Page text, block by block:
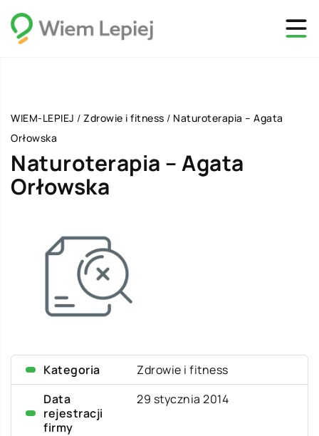
WIEM-LEPIEJ / Zdrowie i fitness / Naturoterapia – Agata
Orłowska
Naturoterapia – Agata
Orłowska
Kategoria
Zdrowie i fitness
Data
rejestracji
firmy
29 stycznia 2014